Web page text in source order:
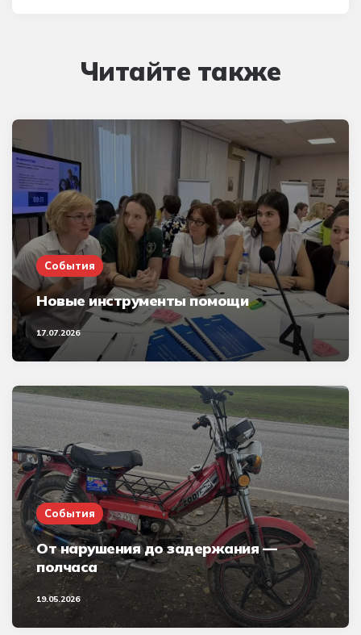
Читайте также
События
Новые инструменты помощи
17.07.2026
События
От нарушения до задержания —
полчаса
19.05.2026